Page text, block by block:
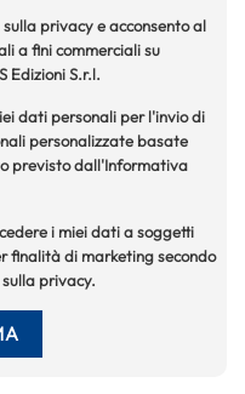
privacy e acconsento al
a fini commerciali su
Edizioni S.r.l.
dati personali per l'invio di
personalizzate basate
previsto dall'Informativa
i miei dati a soggetti
finalità di marketing secondo
privacy.